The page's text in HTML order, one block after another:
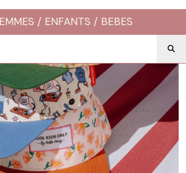
/ ENFANTS / BEBES